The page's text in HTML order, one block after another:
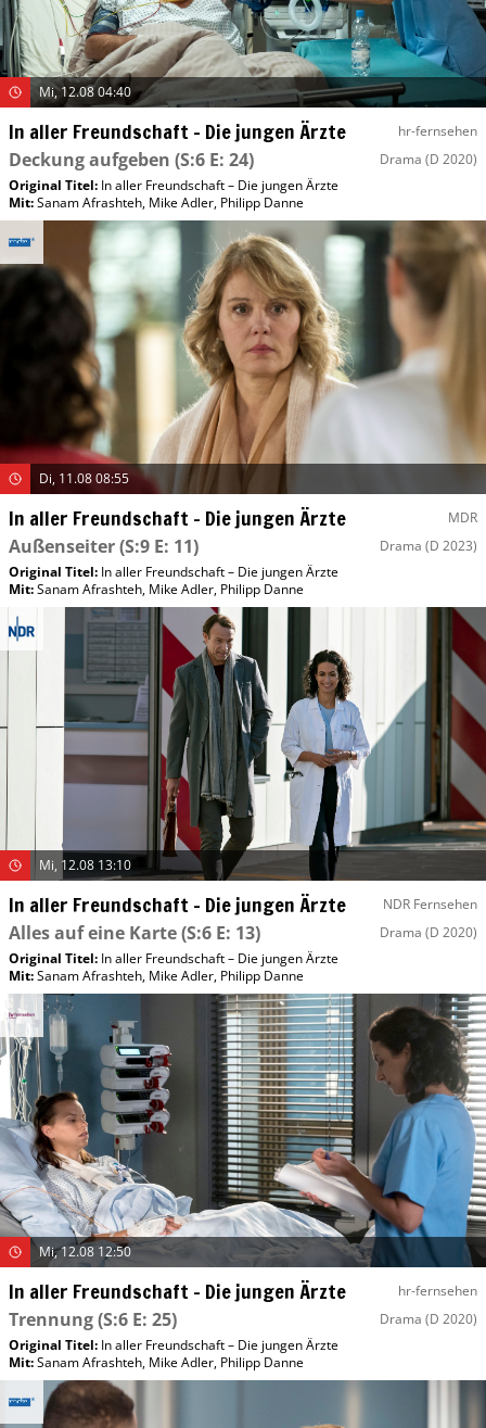
Mi, 12.08 04:40
In aller Freundschaft – Die jungen Ärzte hr-fernsehen
Deckung aufgeben (S:6 E: 24) Drama (D 2020)
Original Titel: In aller Freundschaft – Die jungen Ärzte
Mit:Sanam Afrashteh, Mike Adler, Philipp Danne
Di, 11.08 08:55
In aller Freundschaft – Die jungen Ärzte MDR
Außenseiter(S:9 E: 11) Drama (D 2023)
Original Titel: In aller Freundschaft – Die jungen Ärzte
Mit:Sanam Afrashteh, Mike Adler, Philipp Danne
Mi, 12.08 13:10
In aller Freundschaft – Die jungen Ärzte NDR Fernsehen
Alles auf eine Karte(S:6 E: 13) Drama (D 2020)
Original Titel: In aller Freundschaft – Die jungen Ärzte
Mit:Sanam Afrashteh, Mike Adler, Philipp Danne
Mi, 12.08 12:50
In aller Freundschaft – Die jungen Ärzte hr-fernsehen
Trennung(S:6 E: 25) Drama (D 2020)
Original Titel: In aller Freundschaft – Die jungen Ärzte
Mit:Sanam Afrashteh, Mike Adler, Philipp Danne